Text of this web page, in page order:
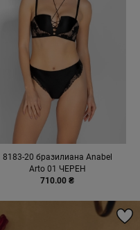
8183-20 бразилиана Anabel
Arto 01 ЧЕРЕН
710.00 ₴